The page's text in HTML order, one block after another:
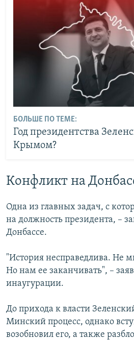
БОЛЬШЕ ПО ТЕМЕ:
Год президентства
Крымом?
Конфликт на
Одна из главных задач, с
на должность президента, –
Донбассе.
"История несправедлива. Не
Но нам ее заканчивать", –
инаугурации.
До прихода к власти
Минский процесс, однако
возобновил его, а также